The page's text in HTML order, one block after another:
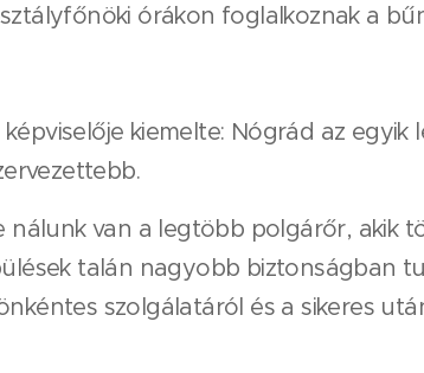
órákon foglalkoznak a
kiemelte: Nógrád az egyik
van a legtöbb polgárőr, akik
talán nagyobb biztonságban
szolgálatáról és a sikeres